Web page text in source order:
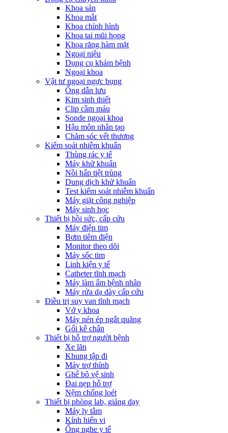
Khoa sản
Khoa mắt
Khoa chỉnh hình
Khoa tai mũi họng
Khoa răng hàm mặt
Ngoại niệu
Dụng cụ khám bệnh
Ngoại khoa
Vật tư ngoại ngực bụng
Ống dẫn lưu
Kim sinh thiết
Clip cầm máu
Sonde ngoại khoa
Hậu môn nhân tạo
Chăm sóc vết thương
Kiểm soát nhiễm khuẩn
Thùng rác y tế
Máy khử khuẩn
Nồi hấp tiệt trùng
Dung dịch khử khuẩn
Test kiểm soát nhiễm khuẩn
Máy giặt công nghiệp
Máy sinh học
Thiết bị hồi sức, cấp cứu
Máy điện tim
Bơm tiêm điện
Monitor theo dõi
Máy sốc tim
Linh kiện y tế
Catheter tĩnh mạch
Máy làm ấm bệnh nhân
Máy rửa dạ dày cấp cứu
Điều trị suy van tĩnh mạch
Vớ y khoa
Máy nén ép ngắt quãng
Gối kê chân
Thiết bị hỗ trợ người bệnh
Xe lăn
Khung tập đi
Máy trợ thính
Ghế bô vệ sinh
Đai nẹp hỗ trợ
Nệm chống loét
Thiết bị phòng lab, giảng dạy
Máy ly tâm
Kính hiển vi
Ống nghe y tế